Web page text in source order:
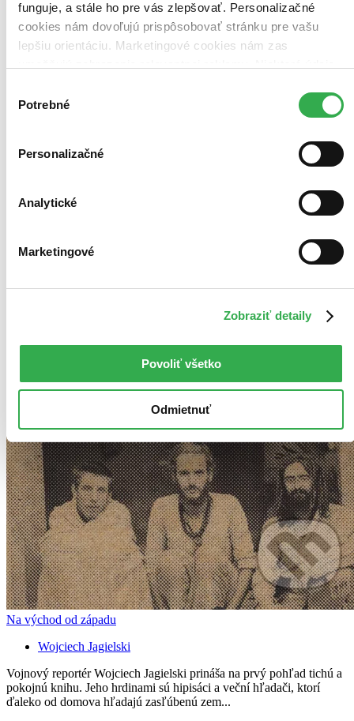
funguje, a stále ho pre vás zlepšovať. Personalizačné
cookies nám dovoľujú prispôsobovať stránku pre vašu
lepšiu orientáciu. Marketingové cookies nám zas
keby sme mohli používať všetky tieto cookies. Ďakujeme!
súhlasu
Potrebné
Personalizačné
Analytické
Marketingové
Zobraziť detaily
Povoliť všetko
Odmietnuť
Vložiť do košíka
Na východ od západu
Wojciech Jagielski
Vojnový reportér Wojciech Jagielski prináša na prvý pohľad tichú a
pokojnú knihu. Jeho hrdinami sú hipisáci a veční hľadači, ktorí
ďaleko od domova hľadajú zasľúbenú zem...